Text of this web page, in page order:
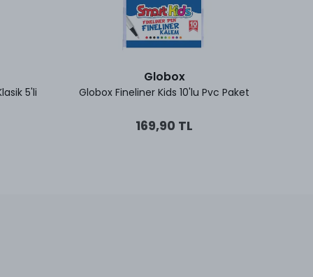
5'li
Globox
Globox Fineliner Kids 10'lu Pvc Paket
169,90 TL